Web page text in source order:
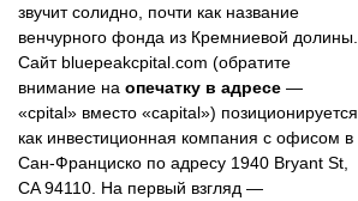
звучит солидно, почти как название
венчурного фонда из Кремниевой долины.
Сайт bluepeakcpital.com (обратите
внимание на опечатку в адресе —
«cpital» вместо «capital») позиционируется
как инвестиционная компания с офисом в
Сан-Франциско по адресу 1940 Bryant St,
CA 94110. На первый взгляд —